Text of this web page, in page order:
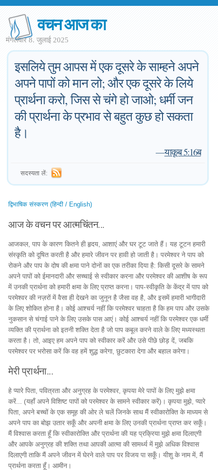
वचन आज का
मंगलवार 8. जुलाई 2025
इसलिये तुम आपस में एक दूसरे के साम्हने अपने
अपने पापों को मान लो; और एक दूसरे के लिये
प्रार्थना करो, जिस से चंगे हो जाओ; धर्मी जन
की प्रार्थना के प्रभाव से बहुत कुछ हो सकता
है।
—याकूब 5:16ब
सदस्यता लें:
द्विभाषिक संस्करण (हिन्दी / English)
आज के वचन पर आत्मचिंतन...
आजकल, पाप के कारण कितने ही हृदय, आशाएं और घर टूट जाते हैं। यह टूटन हमारी
संस्कृति को दूषित करती है और हमारे जीवन पर हावी हो जाती है। परमेश्वर ने पाप को
रोकने और पाप के दोष की क्षमा पाने दोनों का एक तरीका दिया है: किसी दूसरे के सामने
अपने पापों को ईमानदारी और सच्चाई से स्वीकार करना और परमेश्वर की आशीष के रूप
में उनकी प्रार्थना को हमारी क्षमा के लिए प्राप्त करना। पाप-स्वीकृति के केंद्र में पाप को
परमेश्वर की नज़रों में वैसा ही देखने का जुनून है जैसा वह है, और इसमें हमारी भागीदारी
के लिए शोकित होना है। कोई आश्चर्य नहीं कि परमेश्वर चाहता है कि हम पाप और उसके
नुकसान से चंगाई पाने के लिए उसके पास आएं। कोई आश्चर्य नहीं कि परमेश्वर एक धर्मी
व्यक्ति की प्रार्थना को इतनी शक्ति देता है जो पाप कबूल करने वाले के लिए मध्यस्थता
करता है। तो, आइए हम अपने पाप को स्वीकार करें और उसे पीछे छोड़ दें, जबकि
परमेश्वर पर भरोसा करें कि वह हमें शुद्ध करेगा, छुटकारा देगा और बहाल करेगा।
मेरी प्रार्थना...
हे प्यारे पिता, पवित्रता और अनुग्रह के परमेश्वर, कृपया मेरे पापों के लिए मुझे क्षमा
करें... (यहाँ अपने विशिष्ट पापों को परमेश्वर के सामने स्वीकार करें)। कृपया मुझे, प्यारे
पिता, अपने बच्चों के एक समूह की ओर ले चलें जिनके साथ मैं स्वीकारोक्ति के माध्यम से
अपने पाप का बोझ उतार सकूँ और अपनी क्षमा के लिए उनकी प्रार्थना प्राप्त कर सकूँ।
मैं विश्वास करता हूँ कि स्वीकारोक्ति और प्रार्थना की यह प्रक्रिया मुझे क्षमा दिलाएगी
और आपके अनुग्रह की शक्ति तथा आपकी आत्मा की सामर्थ्य में मुझे अधिक विश्वास
दिलाएगी ताकि मैं अपने जीवन में घेरने वाले पाप पर विजय पा सकूँ। यीशु के नाम में, मैं
प्रार्थना करता हूँ। आमीन।